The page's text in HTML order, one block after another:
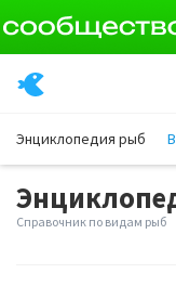
Энциклопедия рыб
Справочник по видам рыб